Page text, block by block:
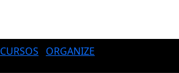
CURSOS ORGANIZE